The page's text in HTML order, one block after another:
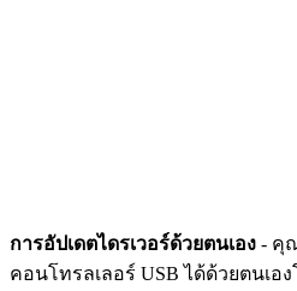
การอัปเดตไดรเวอร์ด้วยตนเอง - คุ
คอนโทรลเลอร์ USB ได้ด้วยตนเอ